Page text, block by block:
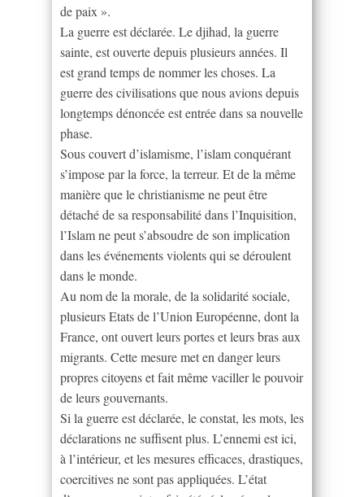
de paix ».
La guerre est déclarée. Le djihad, la guerre
sainte, est ouverte depuis plusieurs années. Il
est grand temps de nommer les choses. La
guerre des civilisations que nous avions depuis
longtemps dénoncée est entrée dans sa nouvelle
phase.
Sous couvert d’islamisme, l’islam conquérant
s’impose par la force, la terreur. Et de la même
manière que le christianisme ne peut être
détaché de sa responsabilité dans l’Inquisition,
l’Islam ne peut s’absoudre de son implication
dans les événements violents qui se déroulent
dans le monde.
Au nom de la morale, de la solidarité sociale,
plusieurs Etats de l’Union Européenne, dont la
France, ont ouvert leurs portes et leurs bras aux
migrants. Cette mesure met en danger leurs
propres citoyens et fait même vaciller le pouvoir
de leurs gouvernants.
Si la guerre est déclarée, le constat, les mots, les
déclarations ne suffisent plus. L’ennemi est ici,
à l’intérieur, et les mesures efficaces, drastiques,
coercitives ne sont pas appliquées. L’état